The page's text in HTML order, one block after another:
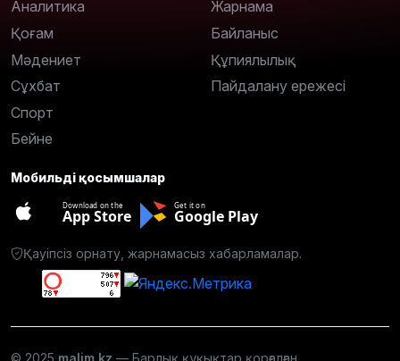
Аналитика
Қоғам
Мәдениет
Сұхбат
Спорт
Бейне
Жарнама
Байланыс
Құпиялылық
Пайдалану ережесі
Мобильді қосымшалар
Download on the
App Store
Get it on
Google Play
Қауіпсіз орнату, жарнамасыз хабарламалар.
© 2025 malim.kz — Барлық құқықтар қорғалған.